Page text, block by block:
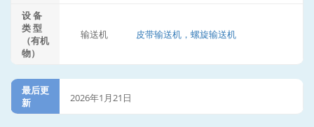
设 备
类 型
（有机
物）
输送机 皮带输送机，螺旋输送机
最后更
新
2026年1月21日